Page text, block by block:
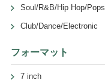
Soul/R&B/Hip Hop/Pops
Club/Dance/Electronic
フォーマット
7 inch